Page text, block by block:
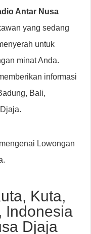
Antar Nusa
yang sedang
untuk
minat Anda.
informasi
Bali,
Lowongan
Kuta,
Indonesia
Djaja